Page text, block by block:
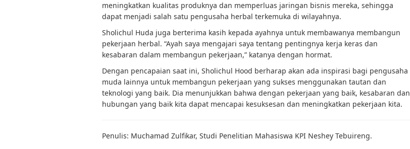
meningkatkan kualitas produknya dan memperluas jaringan bisnis mereka, sehingga
dapat menjadi salah satu pengusaha herbal terkemuka di wilayahnya.
Sholichul Huda juga berterima kasih kepada ayahnya untuk membawanya membangun
pekerjaan herbal. “Ayah saya mengajari saya tentang pentingnya kerja keras dan
kesabaran dalam membangun pekerjaan,” katanya dengan hormat.
Dengan pencapaian saat ini, Sholichul Hood berharap akan ada inspirasi bagi pengusaha
muda lainnya untuk membangun pekerjaan yang sukses menggunakan tautan dan
teknologi yang baik. Dia menunjukkan bahwa dengan pekerjaan yang baik, kesabaran dan
hubungan yang baik kita dapat mencapai kesuksesan dan meningkatkan pekerjaan kita.
Penulis: Muchamad Zulfikar, Studi Penelitian Mahasiswa KPI Neshey Tebuireng.